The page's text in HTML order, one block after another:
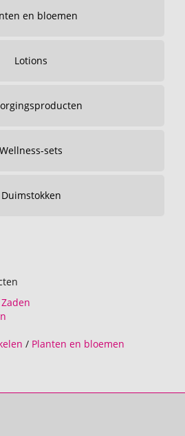
en bloemen
Lotions
Wellness-sets
Duimstokken
Zaden
/ Planten en bloemen